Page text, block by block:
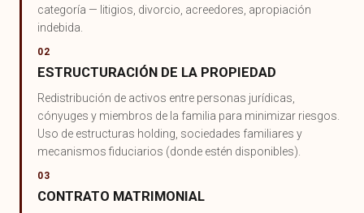
categoría — litigios, divorcio, acreedores, apropiación
indebida.
02
ESTRUCTURACIÓN DE LA PROPIEDAD
Redistribución de activos entre personas jurídicas,
cónyuges y miembros de la familia para minimizar riesgos.
Uso de estructuras holding, sociedades familiares y
mecanismos fiduciarios (donde estén disponibles).
03
CONTRATO MATRIMONIAL